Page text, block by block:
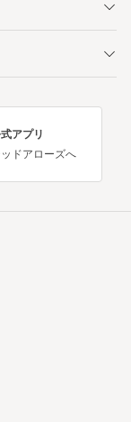
アプリ
ドアローズへ